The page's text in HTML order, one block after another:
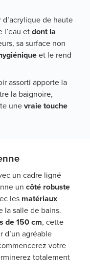
de haute
l’eau etdont la
sa surface non
et le rend
assorti apporte la
la baignoire,
unevraie touche
un cadre ligné
un côté robuste
les matériaux
la salle de bains.
de 150 cm, cette
d’un agréable
votre
totalement